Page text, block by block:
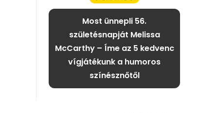
Most ünnepli 56.
születésnapját Melissa
McCarthy – Íme az 5 kedvenc
vígjátékunk a humoros
színésznőtől